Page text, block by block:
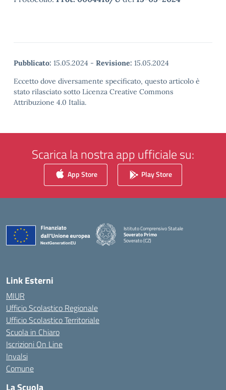
Pubblicato: 15.05.2024 - Revisione: 15.05.2024
Eccetto dove diversamente specificato, questo articolo è
stato rilasciato sotto Licenza Creative Commons
Attribuzione 4.0 Italia.
Scarica la nostra app ufficiale su:
App Store Play Store
Istituto Comprensivo Statale
Soverato Primo
Soverato (CZ)
Link Esterni
MIUR
Ufficio Scolastico Regionale
Ufficio Scolastico Territoriale
Scuola in Chiaro
Iscrizioni On Line
Invalsi
Comune
La Scuola